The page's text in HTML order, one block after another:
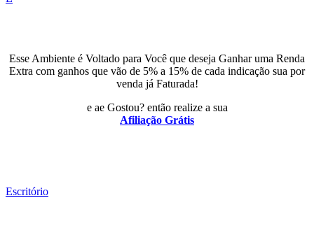
Esse Ambiente é Voltado para Você que deseja Ganhar uma Renda
Extra com ganhos que vão de 5% a 15% de cada indicação sua por
venda já Faturada!
e ae Gostou? então realize a sua
Afiliação Grátis
Escritório